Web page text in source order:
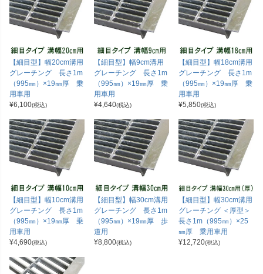
【細目型】幅20cm溝用
グレーチング 長さ1m
（995㎜）×19㎜厚 乗
用車用
¥6,100(税込)
【細目型】幅9cm溝用
グレーチング 長さ1m
（995㎜）×19㎜厚 乗
用車用
¥4,640(税込)
【細目型】幅18cm溝用
グレーチング 長さ1m
（995㎜）×19㎜厚 乗
用車用
¥5,850(税込)
【細目型】幅10cm溝用
グレーチング 長さ1m
（995㎜）×19㎜厚 乗
用車用
¥4,690(税込)
【細目型】幅30cm溝用
グレーチング 長さ1m
（995㎜）×19㎜厚 歩
道用
¥8,800(税込)
【細目型】幅30cm溝用
グレーチング ＜厚型＞
長さ1m（995㎜）×25
㎜厚 乗用車用
¥12,720(税込)